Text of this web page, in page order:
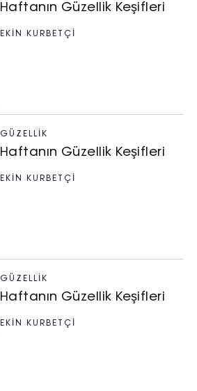
Haftanın Güzellik Keşifleri
EKİN KURBETÇİ
GÜZELLIK
Haftanın Güzellik Keşifleri
EKİN KURBETÇİ
GÜZELLIK
Haftanın Güzellik Keşifleri
EKİN KURBETÇİ